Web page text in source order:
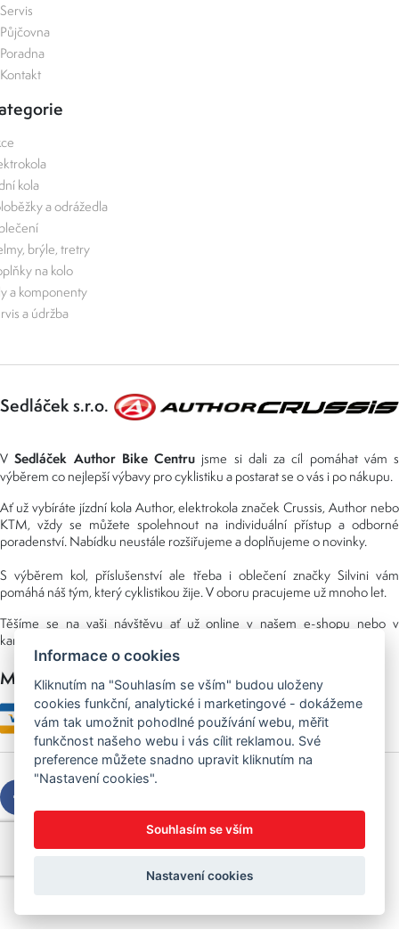
Servis
Půjčovna
Poradna
Kontakt
kola
a odrážedla
brýle, tretry
na kolo
a komponenty
a údržba
Sedláček s.r.o.
VSedláček Author Bike Centru jsme si dali za cíl pomáhat vám s
výběrem co nejlepší výbavy pro cyklistiku a postarat se o vás i po nákupu.
Ať už vybíráte jízdní kola Author, elektrokola značek Crussis, Author nebo
KTM, vždy se můžete spolehnout na individuální přístup a odborné
poradenství. Nabídku neustále rozšiřujeme a doplňujeme o novinky.
S výběrem kol, příslušenství ale třeba i oblečení značky Silvini vám
pomáhá náš tým, který cyklistikou žije. V oboru pracujeme už mnoho let.
Těšíme se na vaši návštěvu ať už online v našem e-shopu nebo v
kamenné prodejně, kterou najdete v NS (nákupní středisko) URAN.
Možnosti platby
Copyright © 2026 Sedláček s.r.o.
Created byOLC Webdesign
Informace o cookies
Kliknutím na "Souhlasím se vším" budou uloženy
cookies funkční, analytické i marketingové - dokážeme
vám tak umožnit pohodlné používání webu, měřit
funkčnost našeho webu i vás cílit reklamou. Své
preference můžete snadno upravit kliknutím na
"Nastavení cookies".
Souhlasím se vším
Nastavení cookies